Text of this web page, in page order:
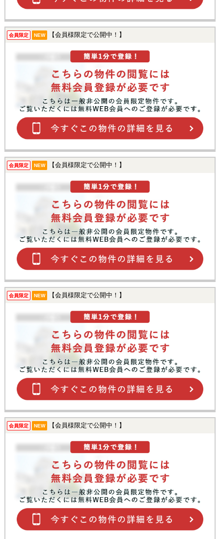
会員限定 NEW 【会員様限定で公開中！】
会員限定 NEW 【会員様限定で公開中！】
会員限定 NEW 【会員様限定で公開中！】
会員限定 NEW 【会員様限定で公開中！】